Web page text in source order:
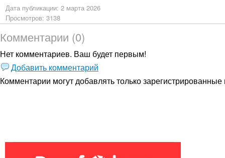
Дата публикации: 2 марта 2026
Просмотров: 3138
Комментарии (0)
Нет комментариев. Ваш будет первым!
Добавить комментарий
Комментарии могут добавлять толькозарегистрированные